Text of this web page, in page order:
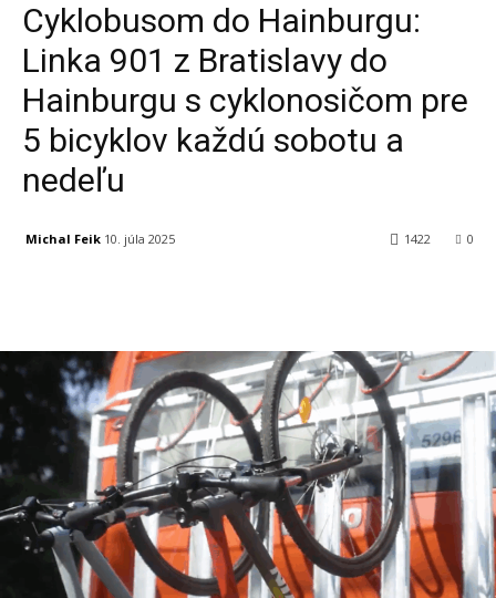
Cyklobusom do Hainburgu:
Linka 901 z Bratislavy do
Hainburgu s cyklonosičom pre
5 bicyklov každú sobotu a
nedeľu
Michal Feik 10. júla 2025 0
1422